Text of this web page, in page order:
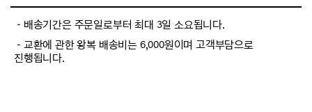
－배송기간은 주문일로부터 최대 3일 소요됩니다.
－교환에 관한 왕복 배송비는 6,000원이며 고객부담으로
진행됩니다.